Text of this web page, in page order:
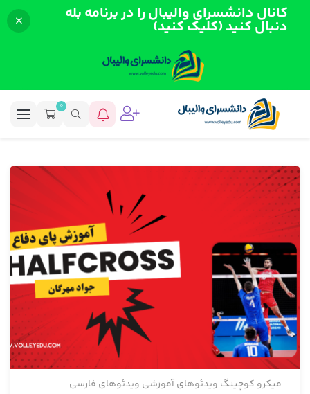
کانال دانشسرای والیبال را در برنامه بله
دنبال کنید (کلیک کنید)
0
میکرو کوچینگ ویدئوهای آموزشی ویدئوهای فارسی